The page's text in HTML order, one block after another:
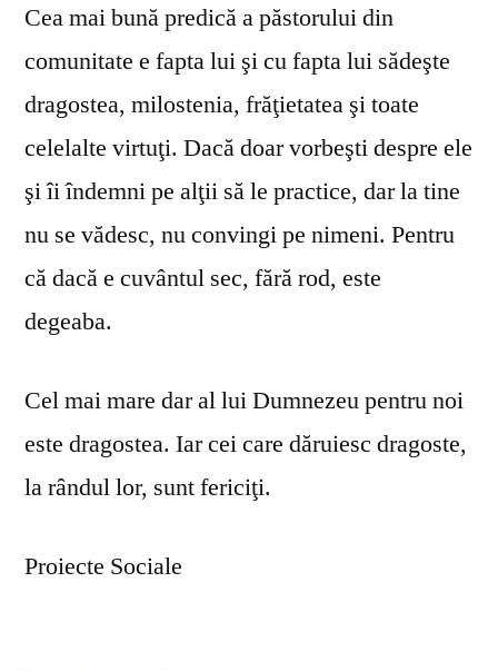
Cea mai bună predică a păstorului din
comunitate e fapta lui şi cu fapta lui sădeşte
dragostea, milostenia, frăţietatea şi toate
celelalte virtuţi. Dacă doar vorbeşti despre ele
şi îi îndemni pe alţii să le practice, dar la tine
nu se vă­desc, nu convingi pe nimeni. Pentru
că dacă e cuvântul sec, fără rod, este
degeaba.
Cel mai mare dar al lui Dumnezeu pentru noi
este dragostea. Iar cei care dăruiesc dragoste,
la rândul lor, sunt fericiţi.
Proiecte Sociale